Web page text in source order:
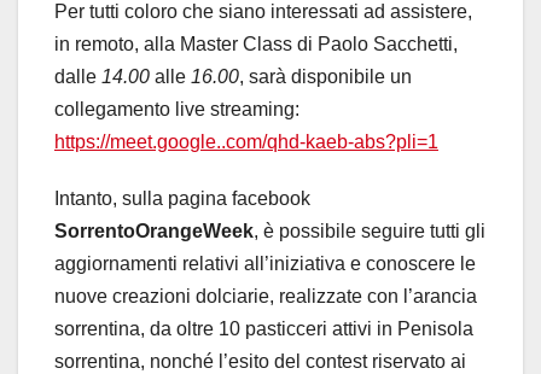
Per tutti coloro che siano interessati ad assistere,
in remoto, alla Master Class di Paolo Sacchetti,
dalle 14.00 alle 16.00, sarà disponibile un
collegamento live streaming:
https://meet.google..com/qhd-kaeb-abs?pli=1
Intanto, sulla pagina facebook
SorrentoOrangeWeek, è possibile seguire tutti gli
aggiornamenti relativi all’iniziativa e conoscere le
nuove creazioni dolciarie, realizzate con l’arancia
sorrentina, da oltre 10 pasticceri attivi in Penisola
sorrentina, nonché l’esito del contest riservato ai